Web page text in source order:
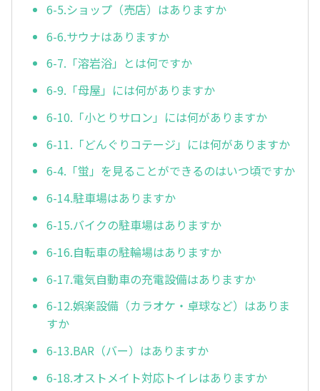
6-5.ショップ（売店）はありますか
6-6.サウナはありますか
6-7.「溶岩浴」とは何ですか
6-9.「母屋」には何がありますか
6-10.「小とりサロン」には何がありますか
6-11.「どんぐりコテージ」には何がありますか
6-4.「蛍」を見ることができるのはいつ頃ですか
6-14.駐車場はありますか
6-15.バイクの駐車場はありますか
6-16.自転車の駐輪場はありますか
6-17.電気自動車の充電設備はありますか
6-12.娯楽設備（カラオケ・卓球など）はありま
すか
6-13.BAR（バー）はありますか
6-18.オストメイト対応トイレはありますか